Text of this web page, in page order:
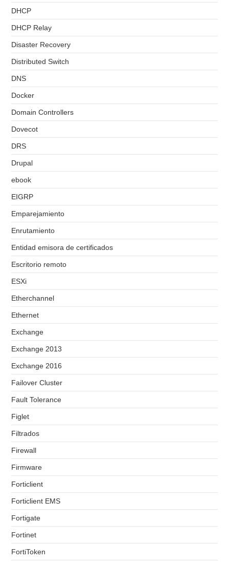
DHCP
DHCP Relay
Disaster Recovery
Distributed Switch
DNS
Docker
Domain Controllers
Dovecot
DRS
Drupal
ebook
EIGRP
Emparejamiento
Enrutamiento
Entidad emisora de certificados
Escritorio remoto
ESXi
Etherchannel
Ethernet
Exchange
Exchange 2013
Exchange 2016
Failover Cluster
Fault Tolerance
Figlet
Filtrados
Firewall
Firmware
Forticlient
Forticlient EMS
Fortigate
Fortinet
FortiToken